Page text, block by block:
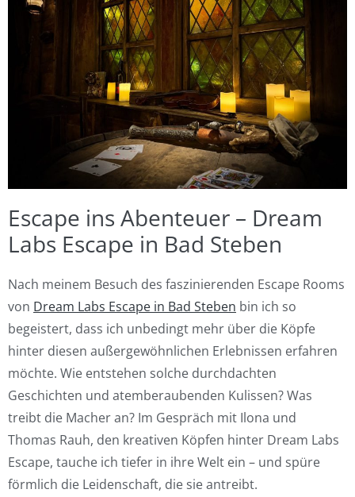
Escape ins Abenteuer – Dream
Labs Escape in Bad Steben
Nach meinem Besuch des faszinierenden Escape Rooms
von Dream Labs Escape in Bad Steben bin ich so
begeistert, dass ich unbedingt mehr über die Köpfe
hinter diesen außergewöhnlichen Erlebnissen erfahren
möchte. Wie entstehen solche durchdachten
Geschichten und atemberaubenden Kulissen? Was
treibt die Macher an? Im Gespräch mit Ilona und
Thomas Rauh, den kreativen Köpfen hinter Dream Labs
Escape, tauche ich tiefer in ihre Welt ein – und spüre
förmlich die Leidenschaft, die sie antreibt.